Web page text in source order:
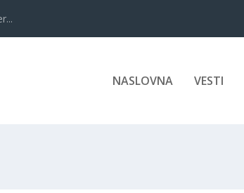
NASLOVNA VESTI